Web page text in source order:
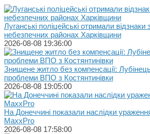
Луганські поліцейські отримали відзнаки
небезпечних районах Харківщини
2026-08-08 19:36:00
Знищене житло без компенсації:
проблеми ВПО з Костянтинівки
2026-08-08 19:05:00
На Донеччині показали наслідки
MaxxPro
2026-08-08 17:58:00